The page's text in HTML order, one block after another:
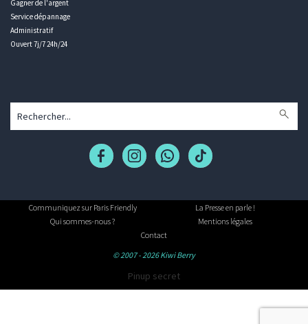
Gagner de l'argent
Service dépannage
Administratif
Ouvert 7j/7 24h/24
Communiquez sur Paris Friendly
La Presse en parle !
Qui sommes-nous ?
Mentions légales
Contact
© 2007 - 2026 Kiwi Berry
Pinup secret